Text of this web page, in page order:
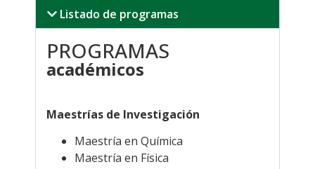
Listado de programas
PROGRAMAS
académicos
Maestrías de Investigación
Maestría en Química
Maestría en Física